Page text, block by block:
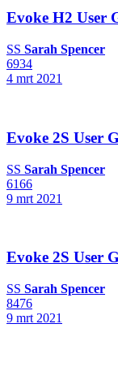
Evoke H2 User
SS Sarah Spencer
6934
4 mrt 2021
Evoke 2S User
SS Sarah Spencer
6166
9 mrt 2021
Evoke 2S User
SS Sarah Spencer
8476
9 mrt 2021